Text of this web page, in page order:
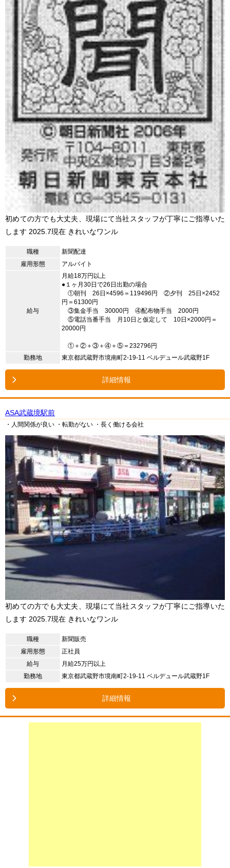
初めての方でも大丈夫、現場にて当社スタッフが丁寧にご指導いた
します 2025.7現在 きれいなワンル
職種
新聞配達
雇用形態
アルバイト
給与
月給18万円以上
●１ヶ月30日で26日出勤の場合
①朝刊 26日×4596＝119496円 ②夕刊 25日×2452
円＝61300円
③集金手当 30000円 ④配布物手当 2000円
⑤電話当番手当 月10日と仮定して 10日×2000円＝
20000円
①＋②＋③＋④＋⑤＝232796円
勤務地
東京都武蔵野市境南町2-19-11 ベルデュール武蔵野1F
詳細情報
ASA武蔵境駅前
・人間関係が良い ・転勤がない ・長く働ける会社
初めての方でも大丈夫、現場にて当社スタッフが丁寧にご指導いた
します 2025.7現在 きれいなワンル
職種
新聞販売
雇用形態
正社員
給与
月給25万円以上
勤務地
東京都武蔵野市境南町2-19-11 ベルデュール武蔵野1F
詳細情報